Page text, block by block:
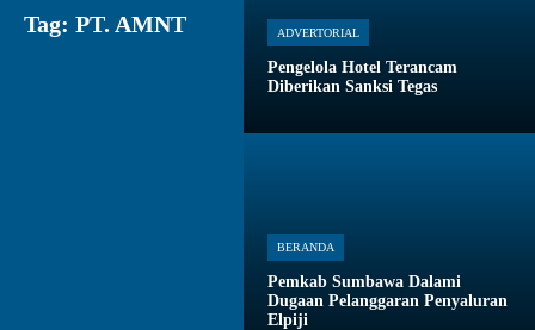
Tag: PT. AMNT ADVERTORIAL
Pengelola Hotel Terancam
Diberikan Sanksi Tegas
BERANDA
Pemkab Sumbawa Dalami
Dugaan Pelanggaran Penyaluran
Elpiji